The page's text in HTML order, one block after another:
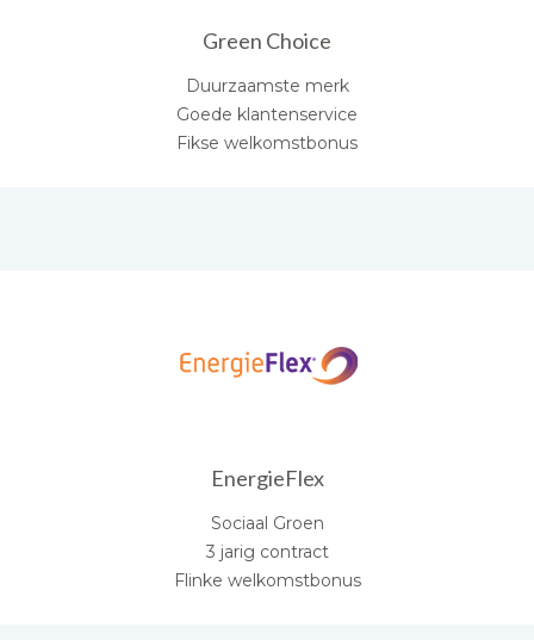
Green Choice
Duurzaamste merk
Goede klantenservice
Fikse welkomstbonus
EnergieFlex
Sociaal Groen
3 jarig contract
Flinke welkomstbonus